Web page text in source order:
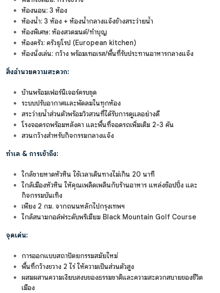
ห้องนอน: 3 ห้อง
ห้องน้ำ: 3 ห้อง + ห้องน้ำกลางแจ้งข้างสระว่ายน้ำ
ห้องพิเศษ: ห้องสวดมนต์/ทำบุญ
ห้องครัว: ครัวยุโรป (European kitchen)
ห้องนั่งเล่น: กว้าง พร้อมเทอเรส/พื้นที่รับประทานอาหารกลางแจ้ง
สิ่งอำนวยความสะดวก:
บ้านพร้อมเฟอร์นิเจอร์ครบชุด
ระบบปรับอากาศและพัดลมในทุกห้อง
สระว่ายน้ำส่วนตัวพร้อมวิวสวนที่ได้รับการดูแลอย่างดี
โรงจอดรถพร้อมหลังคา และพื้นที่จอดรถเพิ่มเติม 2-3 คัน
สวนกว้างสำหรับกิจกรรมกลางแจ้ง
ทำเล & การเข้าถึง:
ใกล้ชายหาดหัวหิน ใช้เวลาเดินทางไม่เกิน 20 นาที
ใกล้เมืองหัวหิน ให้คุณเพลิดเพลินกับร้านอาหาร แหล่งช็อปปิ้ง และ
กิจกรรมบันเทิง
เพียง 2 กม. จากถนนหลักไปกรุงเทพฯ
ใกล้สนามกอล์ฟระดับพรีเมียม Black Mountain Golf Course
จุดเด่น:
การออกแบบสถาปัตยกรรมสมัยใหม่
พื้นที่กว้างขวาง 2 ไร่ ให้ความเป็นส่วนตัวสูง
ผสมผสานความเงียบสงบของธรรมชาติและความสะดวกสบายของชีวิต
เมือง